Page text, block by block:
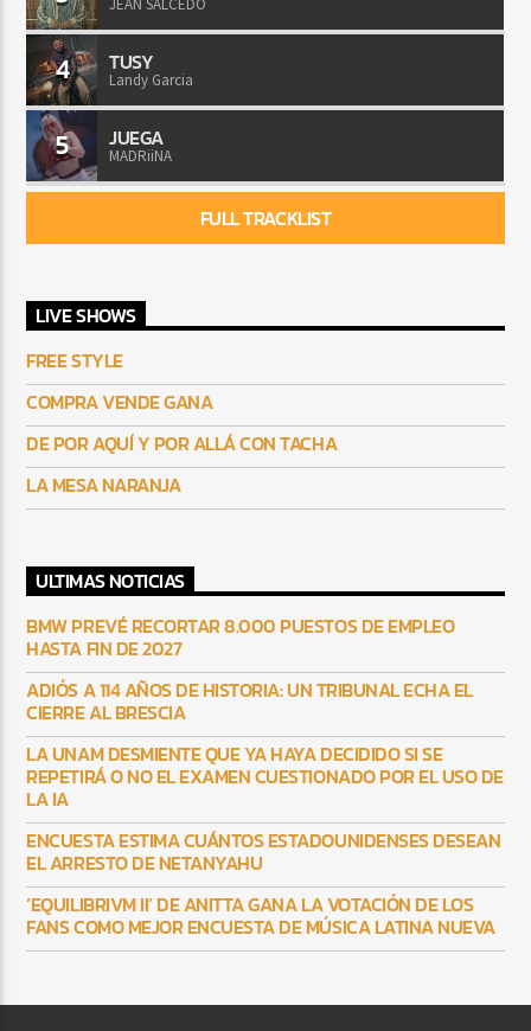
4 TUSY
Landy Garcia
5 JUEGA
MADRiiNA
FULL TRACKLIST
LIVE SHOWS
FREE STYLE
COMPRA VENDE GANA
DE POR AQUÍ Y POR ALLÁ CON TACHA
LA MESA NARANJA
ULTIMAS NOTICIAS
BMW PREVÉ RECORTAR 8.000 PUESTOS DE EMPLEO
HASTA FIN DE 2027
ADIÓS A 114 AÑOS DE HISTORIA: UN TRIBUNAL ECHA EL
CIERRE AL BRESCIA
LA UNAM DESMIENTE QUE YA HAYA DECIDIDO SI SE
REPETIRÁ O NO EL EXAMEN CUESTIONADO POR EL USO DE
LA IA
ENCUESTA ESTIMA CUÁNTOS ESTADOUNIDENSES DESEAN
EL ARRESTO DE NETANYAHU
‘EQUILIBRIVM II’ DE ANITTA GANA LA VOTACIÓN DE LOS
FANS COMO MEJOR ENCUESTA DE MÚSICA LATINA NUEVA